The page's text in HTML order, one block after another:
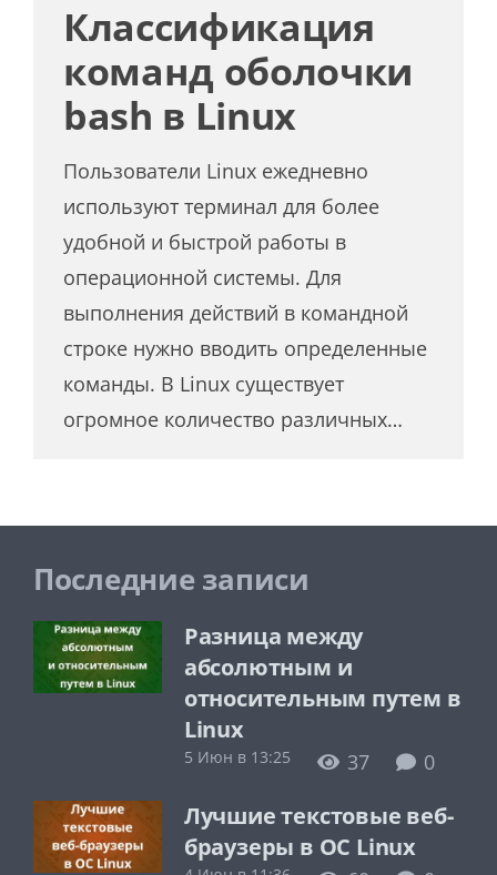
Классификация
команд оболочки
bash в Linux
Пользователи Linux ежедневно
используют терминал для более
удобной и быстрой работы в
операционной системы. Для
выполнения действий в командной
строке нужно вводить определенные
команды. В Linux существует
огромное количество различных…
Последние записи
Разница между
абсолютным и
относительным путем в
Linux
5 Июн в 13:25 37 0
Лучшие текстовые веб-
браузеры в ОС Linux